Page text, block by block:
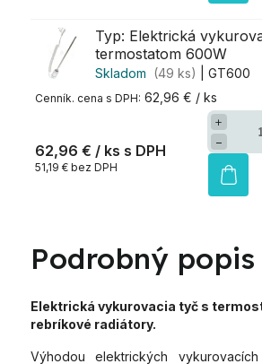
Typ: Elektrická
termostatom 600W
Skladom (49 ks)
| GT600
62,96 € / ks
62,96 € / ks
51,19 € bez DPH
+
−
Podrobný popis
Elektrická vykurovacia tyč s
rebríkové radiátory.
Výhodou elektrických